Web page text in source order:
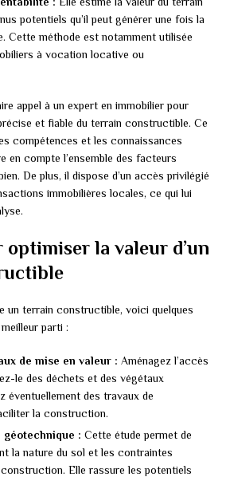
potentiels qu’il peut générer une fois la
Cette méthode est notamment utilisée
à vocation locative ou
appel à un expert en immobilier pour
et fiable du terrain constructible. Ce
compétences et les connaissances
en compte l’ensemble des facteurs
De plus, il dispose d’un accès privilégié
immobilières locales, ce qui lui
optimiser la valeur d’un
un terrain constructible, voici quelques
parti :
de mise en valeur : Aménagez l’accès
le des déchets et des végétaux
éventuellement des travaux de
la construction.
géotechnique : Cette étude permet de
la nature du sol et les contraintes
Elle rassure les potentiels